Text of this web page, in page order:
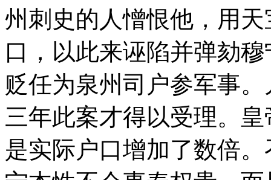
州刺史的人憎恨他，用
口，以此来诬陷并弹劾
贬任为泉州司户参军事
三年此案才得以受理。
是实际户口增加了数倍